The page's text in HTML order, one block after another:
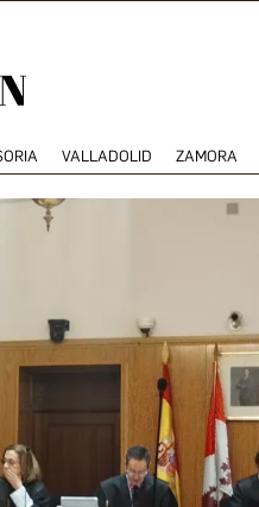
VALLADOLID ZAMORA